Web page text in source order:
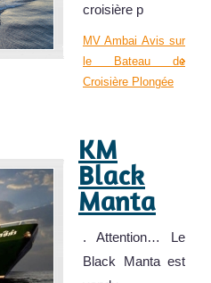
croisière p
MV Ambai Avis sur
le Bateau de
Croisière Plongée
KM
Black
Manta
. Attention… Le
Black Manta est